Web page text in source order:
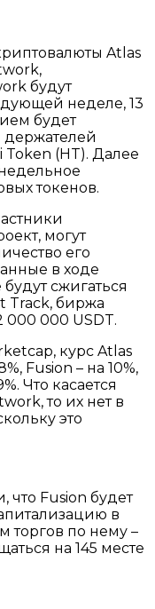
Atlas
будут
неделе, 13
будет
держателей
(HT). Далее
токенов.
могут
его
в ходе
сжигаться
Track, биржа
000 000 USDT.
курс Atlas
Fusion – на 10%,
Что касается
то их нет в
это
что Fusion будет
в
торгов по нему –
на 145 месте